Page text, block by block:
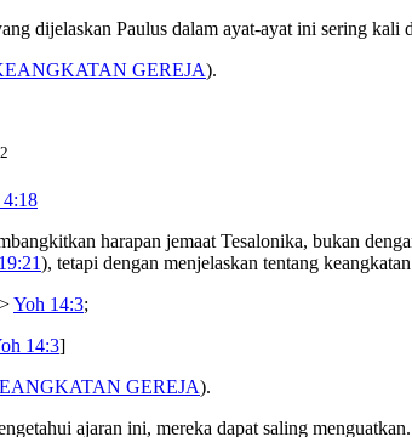
dijelaskan Paulus dalam ayat-ayat ini sering
GEREJA).
2
4:18
harapan jemaat Tesalonika, bukan
), tetapi dengan menjelaskan tentang
Yoh 14:3;
14:3]
GEREJA).
ajaran ini, mereka dapat saling menguatkan.